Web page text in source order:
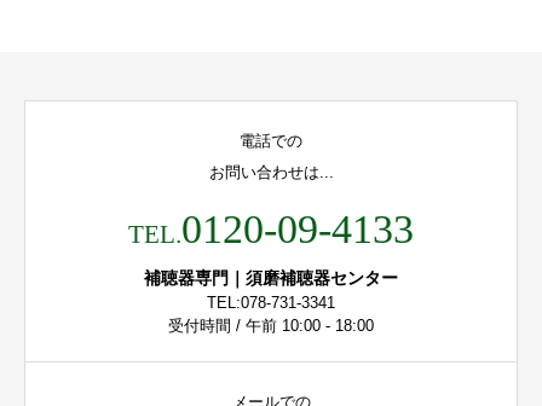
電話での
お問い合わせは...
TEL.0120-09-4133
補聴器専門｜須磨補聴器センター
TEL:078-731-3341
受付時間 / 午前 10:00 - 18:00
メールでの